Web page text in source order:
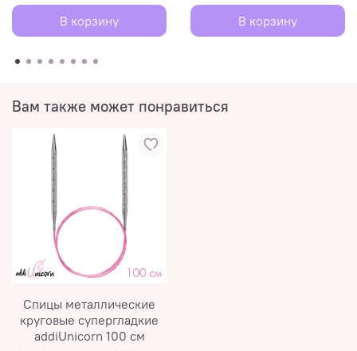
В корзину В корзину
Вам также может понравиться
Спицы металлические
круговые супергладкие
addiUnicorn 100 см